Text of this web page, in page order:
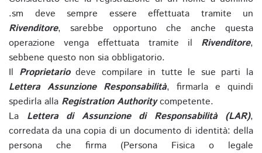
.sm deve sempre essere effettuata tramite un
Rivenditore, sarebbe opportuno che anche questa
operazione venga effettuata tramite il Rivenditore,
sebbene questo non sia obbligatorio.
Il Proprietariodeve compilare in tutte le sue parti la
Lettera Assunzione Responsabilità, firmarla e quindi
spedirla alla Registration Authoritycompetente.
La Lettera di Assunzione di Responsabilità (LAR),
corredata da una copia di un documento di identità: della
persona che firma (Persona Fisica o legale